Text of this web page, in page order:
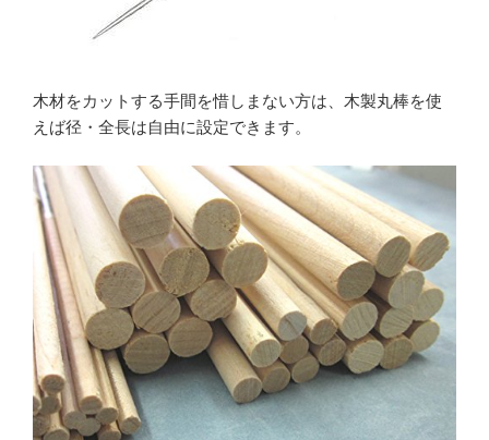
木材をカットする手間を惜しまない方は、木製丸棒を使
えば径・全長は自由に設定できます。